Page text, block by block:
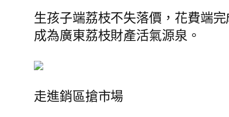
生孩子端荔枝不失落價，花費端
成為廣東荔枝財產活氣源泉。
走進銷區搶市場